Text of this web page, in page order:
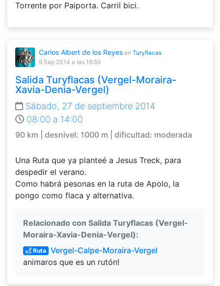
Torrente por Paiporta. Carril bici.
Carlos Albert de los Reyes en Turyflacas
9 Sep 2014 a las 16:55
Salida Turyflacas (Vergel-Moraira-
Xavia-Denia-Vergel)
Sábado, 27 de septiembre 2014
08:00 a 14:00
90 km | desnivel: 1000 m | dificultad: moderada
Una Ruta que ya planteé a Jesus Treck, para
despedir el verano.
Como habrá pesonas en la ruta de Apolo, la
pongo como flaca y alternativa.
Relacionado con Salida Turyflacas (Vergel-
Moraira-Xavia-Denia-Vergel):
Ruta Vergel-Calpe-Moraira-Vergel
animaros que es un rutón!